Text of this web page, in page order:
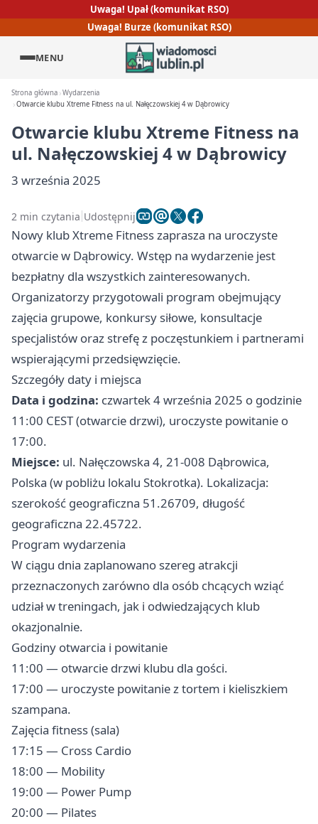
Uwaga! Upał (komunikat RSO)
Uwaga! Burze (komunikat RSO)
MENU
Strona główna Wydarzenia
Otwarcie klubu Xtreme Fitness na ul. Nałęczowskiej 4 w Dąbrowicy
Otwarcie klubu Xtreme Fitness na
ul. Nałęczowskiej 4 w Dąbrowicy
3 września 2025
2 min czytania Udostępnij
Nowy klub Xtreme Fitness zaprasza na uroczyste
otwarcie w Dąbrowicy. Wstęp na wydarzenie jest
bezpłatny dla wszystkich zainteresowanych.
Organizatorzy przygotowali program obejmujący
zajęcia grupowe, konkursy siłowe, konsultacje
specjalistów oraz strefę z poczęstunkiem i partnerami
wspierającymi przedsięwzięcie.
Szczegóły daty i miejsca
Data i godzina: czwartek 4 września 2025 o godzinie
11:00 CEST (otwarcie drzwi), uroczyste powitanie o
17:00.
Miejsce: ul. Nałęczowska 4, 21-008 Dąbrowica,
Polska (w pobliżu lokalu Stokrotka). Lokalizacja:
szerokość geograficzna 51.26709, długość
geograficzna 22.45722.
Program wydarzenia
W ciągu dnia zaplanowano szereg atrakcji
przeznaczonych zarówno dla osób chcących wziąć
udział w treningach, jak i odwiedzających klub
okazjonalnie.
Godziny otwarcia i powitanie
11:00 — otwarcie drzwi klubu dla gości.
17:00 — uroczyste powitanie z tortem i kieliszkiem
szampana.
Zajęcia fitness (sala)
17:15 — Cross Cardio
18:00 — Mobility
19:00 — Power Pump
20:00 — Pilates